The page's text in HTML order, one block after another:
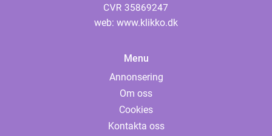
web: www.klikko.dk
Menu
Annonsering
Om oss
Cookies
Kontakta oss